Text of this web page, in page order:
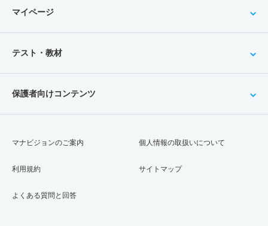
マイページ
テスト・教材
保護者向けコンテンツ
マナビジョンのご案内
利用規約
よくある質問と回答
個人情報の取扱いについて
サイトマップ